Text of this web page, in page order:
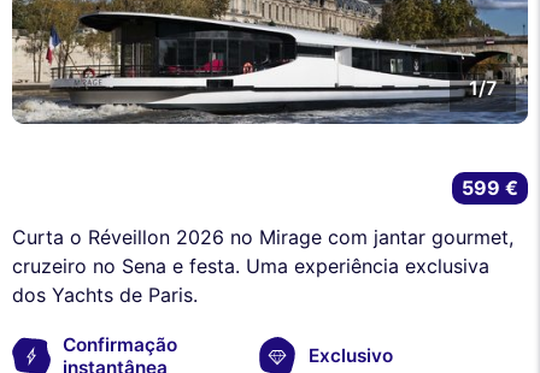
1/7
Curta o Réveillon 2026 no Mirage com jantar gourmet,
cruzeiro no Sena e festa. Uma experiência exclusiva
dos Yachts de Paris.
Confirmação
instantânea
Exclusivo
599 €